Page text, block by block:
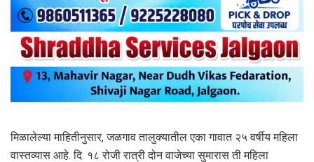
मिळालेल्या माहितीनुसार, जळगाव तालुक्यातील एका गावात २५ वर्षीय महिला
वास्तव्यास आहे. दि. १८ रोजी रात्री दोन वाजेच्या सुमारास ती महिला